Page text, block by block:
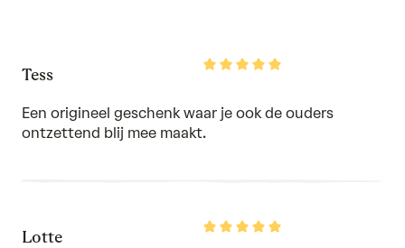
Rated
Tess
Een origineel geschenk waar je ook de ouders
ontzettend blij mee maakt.
Rated
Lotte